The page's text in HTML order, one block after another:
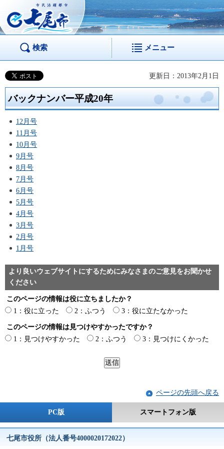
市民活躍都市 七尾
市
検索 メニュー
更新日：2013年2月1日
バックナンバー平成20年
12月号
11月号
10月号
9月号
8月号
7月号
6月号
5月号
4月号
3月号
2月号
1月号
より良いウェブサイトにするためにみなさまのご意見をお聞かせ
ください
このページの情報は役に立ちましたか？
1：役に立った
2：ふつう 3：役に立たなかった
このページの情報は見つけやすかったですか？
1：見つけやすかった
2：ふつう 3：見つけにくかった
ページの先頭へ戻る
PC版 スマートフォン版
七尾市役所（法人番号4000020172022）